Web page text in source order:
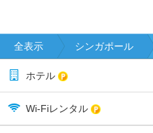
全表示 シンガポール
ホテル
Wi-Fiレンタル